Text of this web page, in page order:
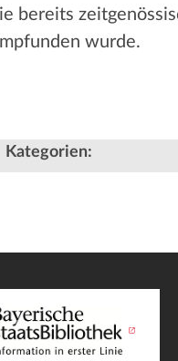
bereits
wurde.
Kategorien: